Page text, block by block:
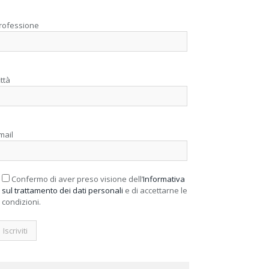
Confermo di aver preso visione dell’Informativa
sul trattamento dei dati personali e di accettarne le
condizioni.